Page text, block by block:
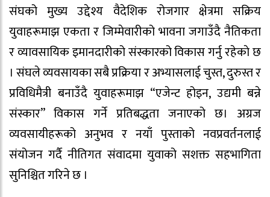
संघको मुख्य उद्देश्य वैदेशिक रोजगार क्षेत्रमा सक्रिय
युवाहरूमाझ एकता र जिम्मेवारीको भावना जगाउँदै नैतिकता
र व्यावसायिक इमानदारीको संस्कारको विकास गर्नु रहेकाे छ
। संघले व्यवसायका सबै प्रक्रिया र अभ्यासलाई चुस्त, दुरुस्त र
प्रविधिमैत्री बनाउँदै युवाहरूमाझ “एजेन्ट होइन, उद्यमी बन्ने
संस्कार” विकास गर्ने प्रतिबद्धता जनाएको छ। अग्रज
व्यवसायीहरूको अनुभव र नयाँ पुस्ताको नवप्रवर्तनलाई
संयोजन गर्दै नीतिगत संवादमा युवाको सशक्त सहभागिता
सुनिश्चित गरिने छ ।